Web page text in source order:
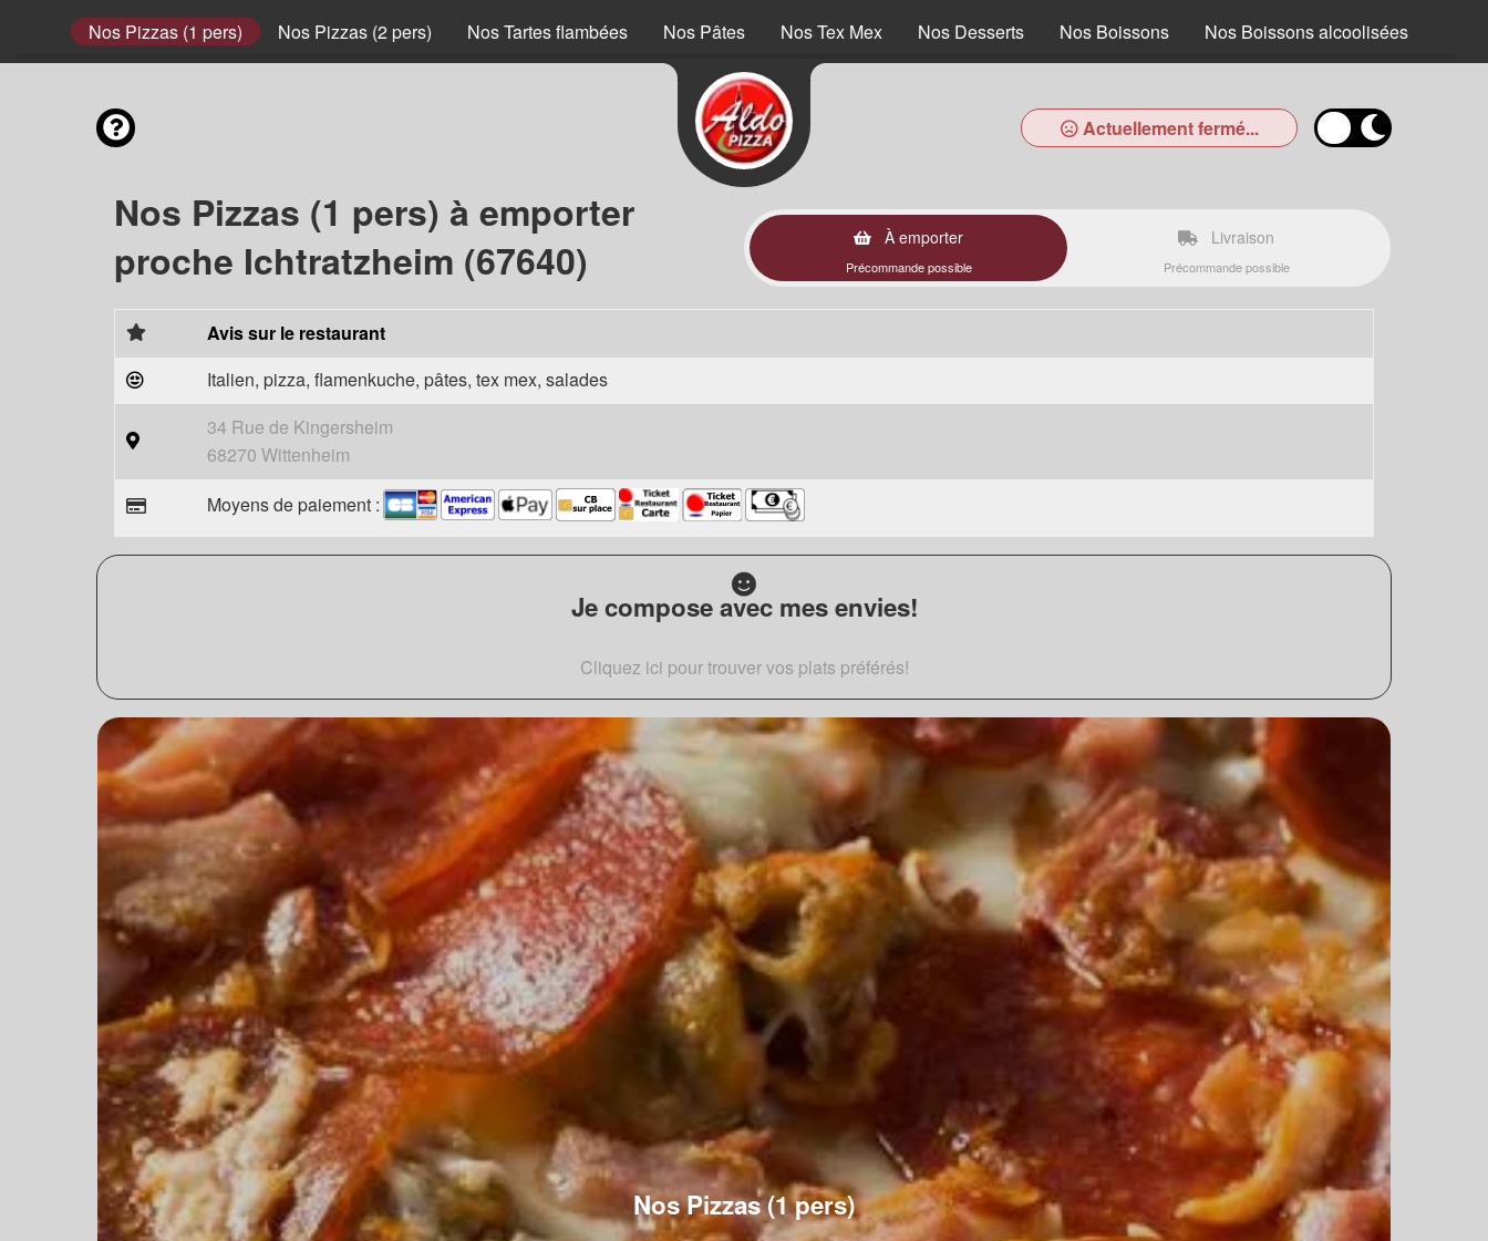
Nos Pizzas (1 pers) Nos Pizzas (2 pers) Nos Tartes flambées Nos Pâtes Nos Tex Mex Nos Desserts Nos Boissons Nos Boissons alcoolisées
Actuellement fermé...
Nos Pizzas (1 pers) à emporter
proche Ichtratzheim (67640)
À emporter
Précommande possible
Livraison
Précommande possible
Avis sur le restaurant
Italien, pizza, flamenkuche, pâtes, tex mex, salades
34 Rue de Kingersheim
68270 Wittenheim
Moyens de paiement :
Je compose avec mes envies!
Cliquez ici pour trouver vos plats préférés!
Nos Pizzas (1 pers)